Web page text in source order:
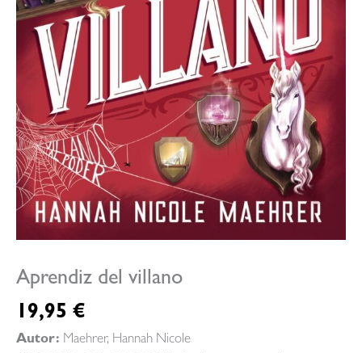
Aprendiz del villano
19,95 €
Autor: Maehrer, Hannah Nicole